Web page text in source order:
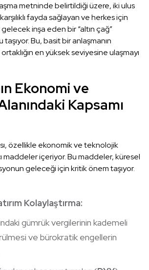
metninde belirtildiği üzere, iki ulus
fayda sağlayan ve herkes için
inşa eden bir “altın çağ”
Bu, basit bir anlaşmanın
en yüksek seviyesine ulaşmayı
Ekonomive
Kapsamı
özellikle ekonomik ve teknolojik
maddeler içeriyor. Bu maddeler, küresel
geleceği için kritik önem taşıyor.
Kolaylaştırma:
gümrük vergilerinin kademeli
ve bürokratik engellerin